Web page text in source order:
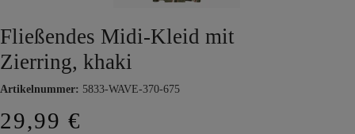
Fließendes Midi-Kleid mit
Zierring, khaki
Artikelnummer: 5833-WAVE-370-675
29,99 €